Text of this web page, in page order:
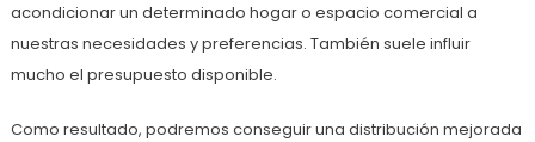
acondicionar un determinado hogar o espacio comercial a
nuestras necesidades y preferencias. También suele influir
mucho el presupuesto disponible.
Como resultado, podremos conseguir una distribución mejorada